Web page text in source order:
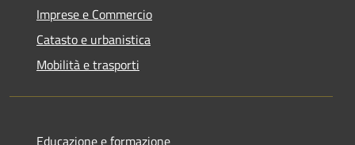
Imprese e Commercio
Catasto e urbanistica
Mobilità e trasporti